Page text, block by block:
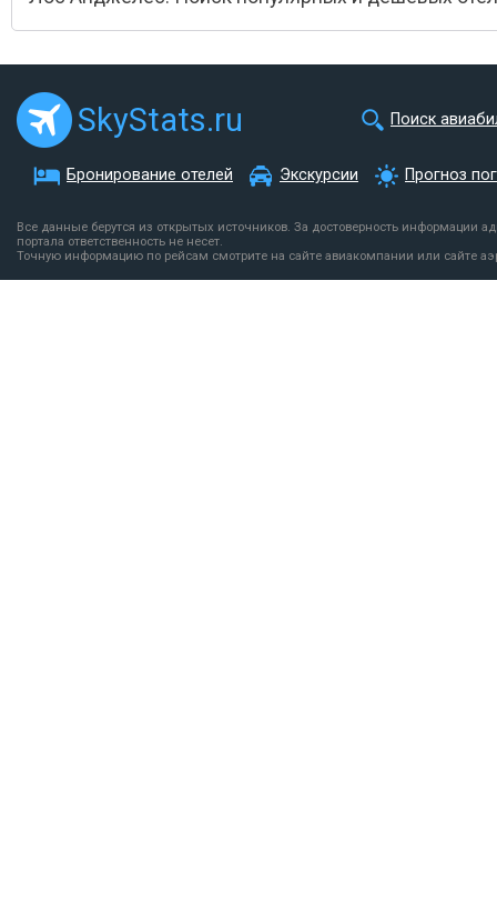
SkyStats.ru Поиск
Бронирование отелей Экскурсии Прогноз
Все данные берутся из открытых источников. За достоверность информации
портала ответственность не несет.
Точную информацию по рейсам смотрите на сайте авиакомпании или сайте